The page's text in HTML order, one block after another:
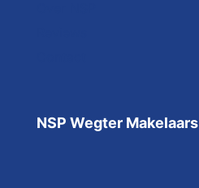
NSP Wegter Makelaars